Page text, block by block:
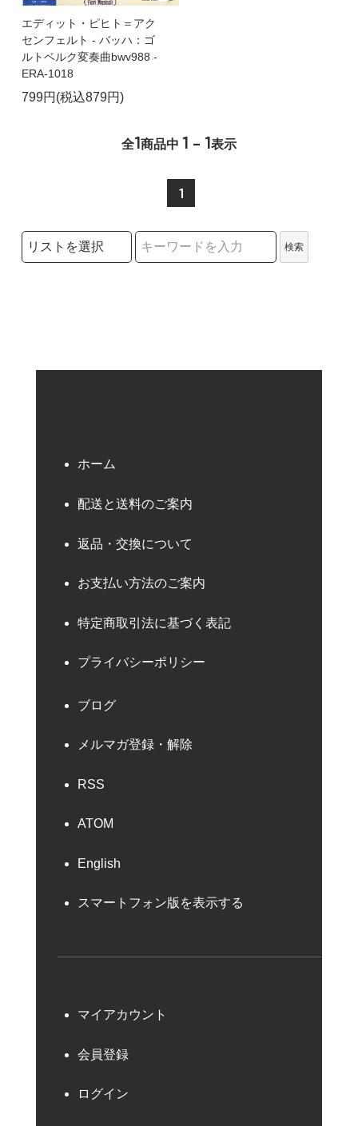
エディット・ピヒト＝アク
センフェルト - バッハ：ゴ
ルトベルク変奏曲bwv988 -
ERA-1018
799円(税込879円)
全1商品中 1 - 1表示
1
検索リストの選択
検索
ホーム
配送と送料のご案内
返品・交換について
お支払い方法のご案内
特定商取引法に基づく表記
プライバシーポリシー
ブログ
メルマガ登録・解除
RSS
ATOM
English
スマートフォン版を表示する
マイアカウント
会員登録
ログイン